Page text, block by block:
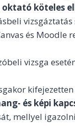
oktató köteles
vizsgáztatás
és Moodle
vizsga
és képi
mellyel